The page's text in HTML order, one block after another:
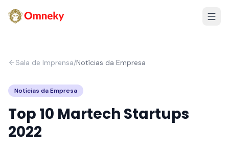
Sala de Imprensa/Notícias da Empresa
Notícias da Empresa
Top 10 Martech Startups
2022